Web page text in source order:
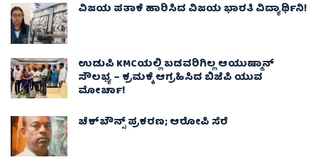
ವಿಜಯ ಪತಾಕೆ ಹಾರಿಸಿದ ವಿಜಯ ಭಾರತಿ ವಿದ್ಯಾರ್ಥಿನಿ!
ಉಡುಪಿ KMCಯಲ್ಲಿ ಬಡವರಿಗಿಲ್ಲ ಆಯುಷ್ಮಾನ್
ಸೌಲಭ್ಯ – ಕ್ರಮಕ್ಕೆ ಆಗ್ರಹಿಸಿದ ಬಿಜೆಪಿ ಯುವ
ಮೋರ್ಚಾ!
ಚೆಕ್​ಬೌನ್ಸ್​ ಪ್ರಕರಣ; ಆರೋಪಿ ಸೆರೆ